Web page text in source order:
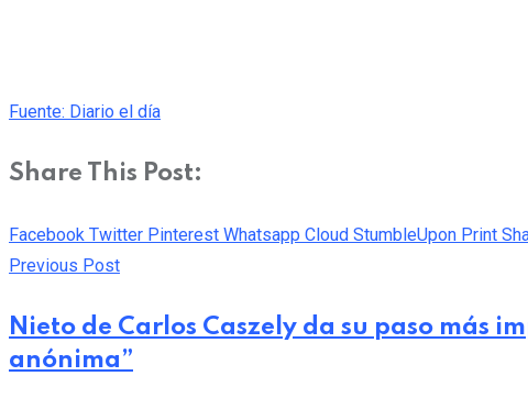
Fuente: Diario el día
Share This Post:
Facebook Twitter Pinterest Whatsapp Cloud StumbleUpon Print
Previous Post
Nieto de Carlos Caszely da su paso más
anónima”